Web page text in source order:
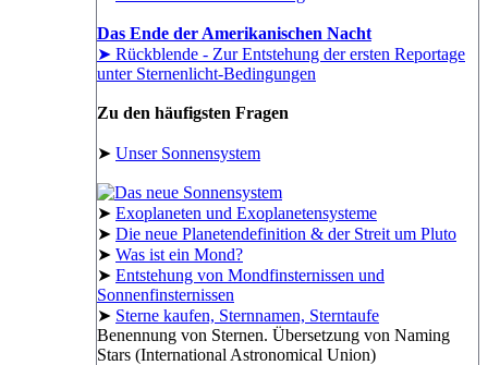
Das Ende der Amerikanischen Nacht
➤ Rückblende - Zur Entstehung der ersten Reportage
unter Sternenlicht-Bedingungen
Zu den häufigsten Fragen
➤ Unser Sonnensystem
➤ Exoplaneten und Exoplanetensysteme
➤ Die neue Planetendefinition & der Streit um Pluto
➤ Was ist ein Mond?
➤ Entstehung von Mondfinsternissen und
Sonnenfinsternissen
➤ Sterne kaufen, Sternnamen, Sterntaufe
Benennung von Sternen. Übersetzung von Naming
Stars (International Astronomical Union)